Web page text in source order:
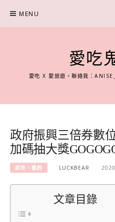
content
MENU
愛吃
愛吃 X 愛旅遊。聯絡我：
政府振興三倍券數
加碼抽大獎
試吃、邀約 LUCKBEAR
文章目錄